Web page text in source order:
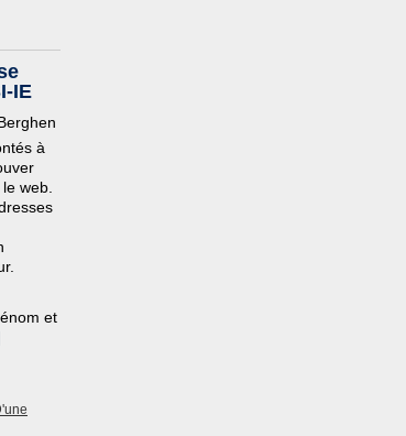
IE
à
web.
et